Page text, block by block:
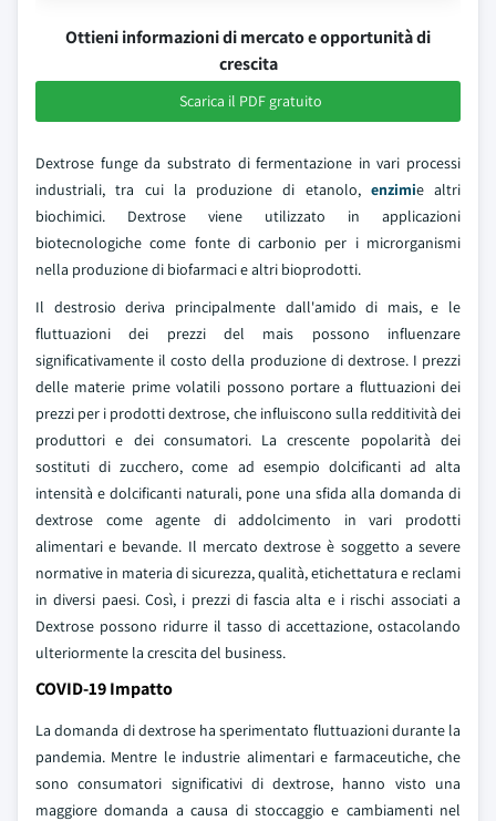
Ottieni informazioni di mercato e opportunità di
crescita
Scarica il PDF gratuito
Dextrose funge da substrato di fermentazione in vari processi
industriali, tra cui la produzione di etanolo, enzimie altri
biochimici. Dextrose viene utilizzato in applicazioni
biotecnologiche come fonte di carbonio per i microrganismi
nella produzione di biofarmaci e altri bioprodotti.
Il destrosio deriva principalmente dall'amido di mais, e le
fluttuazioni dei prezzi del mais possono influenzare
significativamente il costo della produzione di dextrose. I prezzi
delle materie prime volatili possono portare a fluttuazioni dei
prezzi per i prodotti dextrose, che influiscono sulla redditività dei
produttori e dei consumatori. La crescente popolarità dei
sostituti di zucchero, come ad esempio dolcificanti ad alta
intensità e dolcificanti naturali, pone una sfida alla domanda di
dextrose come agente di addolcimento in vari prodotti
alimentari e bevande. Il mercato dextrose è soggetto a severe
normative in materia di sicurezza, qualità, etichettatura e reclami
in diversi paesi. Così, i prezzi di fascia alta e i rischi associati a
Dextrose possono ridurre il tasso di accettazione, ostacolando
ulteriormente la crescita del business.
COVID-19 Impatto
La domanda di dextrose ha sperimentato fluttuazioni durante la
pandemia. Mentre le industrie alimentari e farmaceutiche, che
sono consumatori significativi di dextrose, hanno visto una
maggiore domanda a causa di stoccaggio e cambiamenti nel